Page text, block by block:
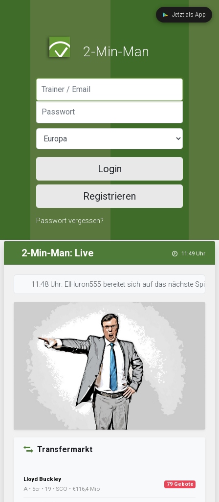
Jetzt als App
2-Min-Man
Login
Registrieren
Passwort vergessen?
2-Min-Man: Live 11:49 Uhr
11:48 Uhr: ElHuron555 bereitet sich auf das nächste Spiel vor.
Transfermarkt
Lloyd Buckley
A • 5er • 19 • SCO • €116,4 Mio
79 Gebote